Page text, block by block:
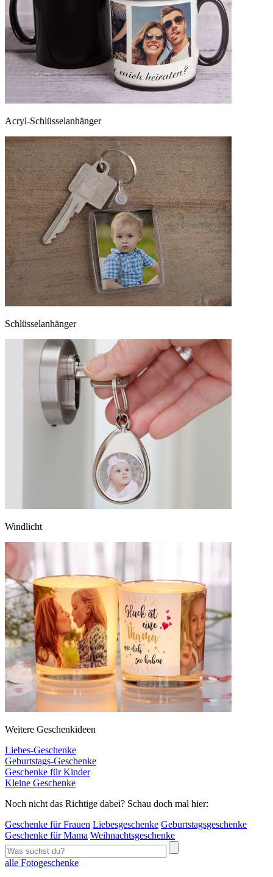
Acryl-Schlüsselanhänger
Schlüsselanhänger
Windlicht
Weitere Geschenkideen
Liebes-Geschenke
Geburtstags-Geschenke
Geschenke für Kinder
Kleine Geschenke
Noch nicht das Richtige dabei? Schau doch mal hier:
Geschenke für Frauen Liebesgeschenke Geburtstagsgeschenke
Geschenke für Mama Weihnachtsgeschenke
alle Fotogeschenke